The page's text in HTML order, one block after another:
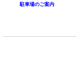
駐車場のご案内